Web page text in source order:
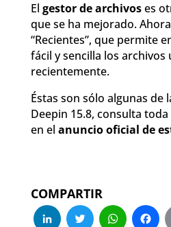
El gestor de archivoses
que se ha mejorado.
“Recientes”, que permite
fácil y sencilla los archivos
recientemente.
Éstas son sólo algunas de
Deepin 15.8, consulta
en el anuncio oficial de
COMPARTIR